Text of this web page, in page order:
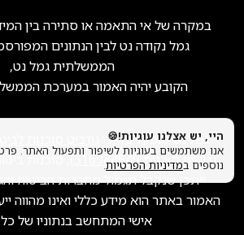
במקרה של אי התאמה או סתירה בין
גמל נקודה נט לבין הנתונים
הממשלתית גמל נט,
הקובע יהיה האמור במערכת
גמל.נט מופעל על ידי
(רישיון סוכנות516984549), סוכנות
ייתכן שנקבל תגמול מחברות הביטוח
האמור באתר הוא מידע כללי ואינו מהווה
אישי המתחשב בנתוניו של
היי, יש אצלנו עוגיות!🍪
אנו משתמשים בעוגיות לשיפור ותפעול האתר.
נוספים במדיניות הפרטיות.